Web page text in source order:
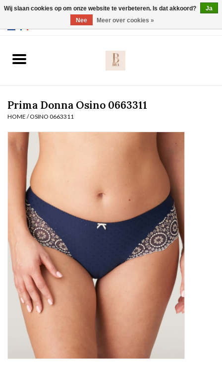
Slip
Body
Nachtmode
Solden
Homewear
Badmode
Lingerie-accessoires
Cadeaubonnen
Prima Donna Osino 0663311
HOME /OSINO 0663311
Wij slaan cookies op om onze website te verbeteren. Is dat akkoord?
Ja
Nee
Meer over cookies »
Webshop werkt met EU maten. .